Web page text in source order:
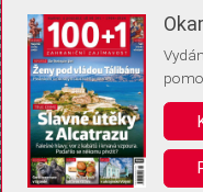
Pro základní fungování
(tzv. cookies apod.). Rádi
uložením volitelných
Anonymní unikátní ID